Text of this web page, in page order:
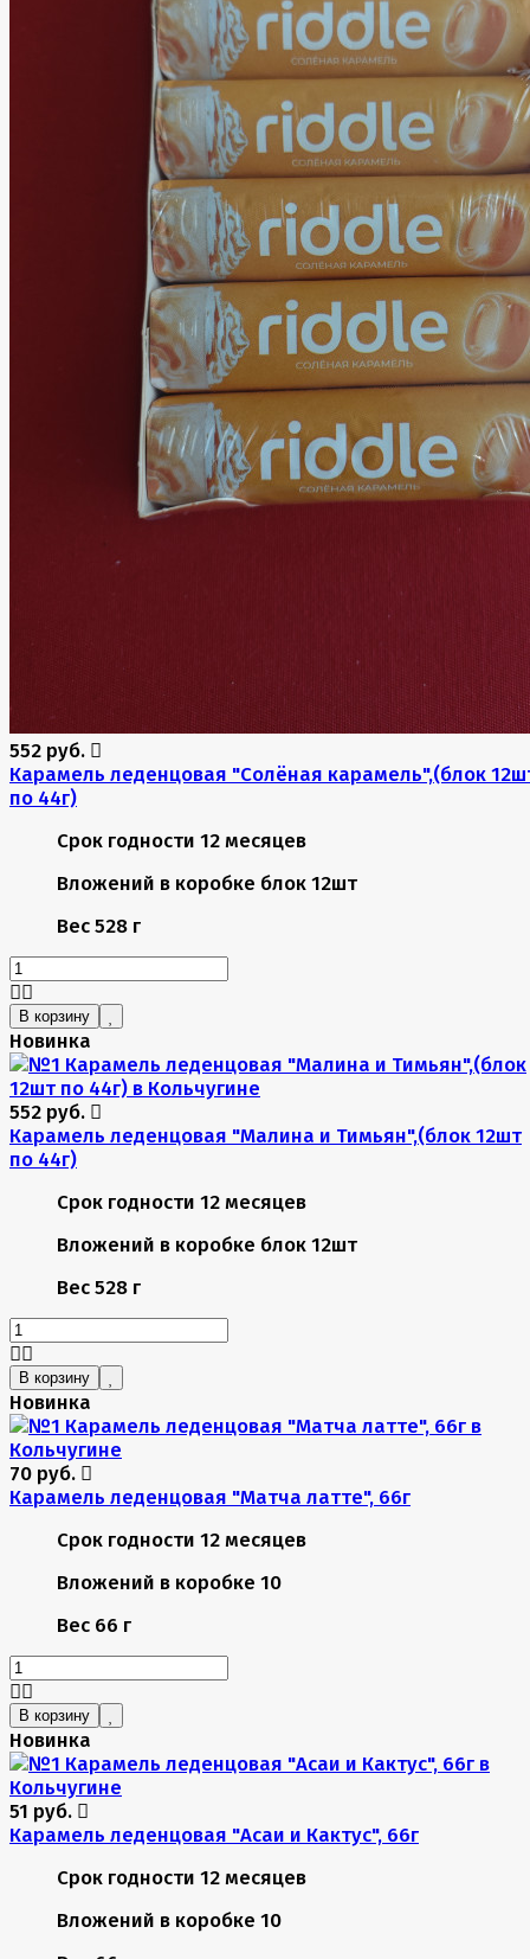
552 руб.
Карамель леденцовая "Солёная карамель",(блок
по 44г)
Срок годности 12 месяцев
Вложений в коробке блок 12шт
Вес 528 г
В корзину
Новинка
552 руб.
Карамель леденцовая "Малина и Тимьян",(блок 12шт
по 44г)
Срок годности 12 месяцев
Вложений в коробке блок 12шт
Вес 528 г
В корзину
Новинка
70 руб.
Карамель леденцовая "Матча латте", 66г
Срок годности 12 месяцев
Вложений в коробке 10
Вес 66 г
В корзину
Новинка
51 руб.
Карамель леденцовая "Асаи и Кактус", 66г
Срок годности 12 месяцев
Вложений в коробке 10